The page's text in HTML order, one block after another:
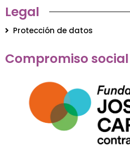
Legal
Protección de datos
Compromiso social